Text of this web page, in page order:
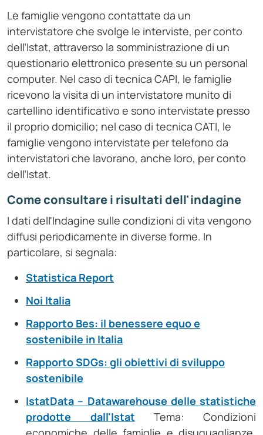
Le famiglie vengono contattate da un
intervistatore che svolge le interviste, per conto
dell’Istat, attraverso la somministrazione di un
questionario elettronico presente su un personal
computer. Nel caso di tecnica CAPI, le famiglie
ricevono la visita di un intervistatore munito di
cartellino identificativo e sono intervistate presso
il proprio domicilio; nel caso di tecnica CATI, le
famiglie vengono intervistate per telefono da
intervistatori che lavorano, anche loro, per conto
dell’Istat.
Come consultare i risultati dell'indagine
I dati dell'Indagine sulle condizioni di vita vengono
diffusi periodicamente in diverse forme. In
particolare, si segnala:
Statistica Report
Noi Italia
Rapporto Bes: il benessere equo e
sostenibile in Italia
Rapporto SDGs: gli obiettivi di sviluppo
sostenibile
IstatData – Datawarehouse delle statistiche
prodotte dall'Istat Tema: Condizioni